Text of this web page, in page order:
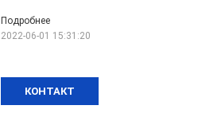
КОНТАКТ
Подробнее
2022-06-01 15:31:20